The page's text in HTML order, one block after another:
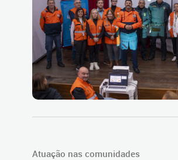
Atuação nas comunidades